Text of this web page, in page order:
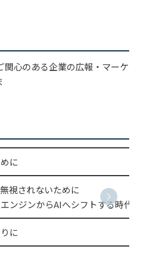
心のある企業の広報・マーケ
に
視されないために
ンジンからAIへシフトする時代
に